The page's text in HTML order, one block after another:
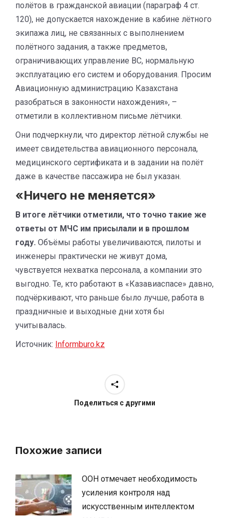
полётов в гражданской авиации (параграф 4 ст.
120), не допускается нахождение в кабине лётного
экипажа лиц, не связанных с выполнением
полётного задания, а также предметов,
ограничивающих управление ВС, нормальную
эксплуатацию его систем и оборудования. Просим
Авиационную администрацию Казахстана
разобраться в законности нахождения», –
отметили в коллективном письме лётчики.
Они подчеркнули, что директор лётной службы не
имеет свидетельства авиационного персонала,
медицинского сертификата и в задании на полёт
даже в качестве пассажира не был указан.
«Ничего не меняется»
В итоге лётчики отметили, что точно такие же
ответы от МЧС им присылали и в прошлом
году. Объёмы работы увеличиваются, пилоты и
инженеры практически не живут дома,
чувствуется нехватка персонала, а компании это
выгодно. Те, кто работают в «Казавиаспасе» давно,
подчёркивают, что раньше было лучше, работа в
праздничные и выходные дни хотя бы
учитывалась.
Источник: Informburo.kz
Поделиться с другими
Похожие записи
ООН отмечает необходимость
усиления контроля над
искусственным интеллектом